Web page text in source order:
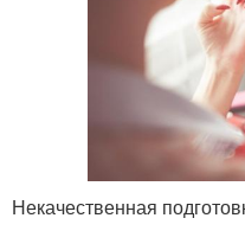
Некачественная